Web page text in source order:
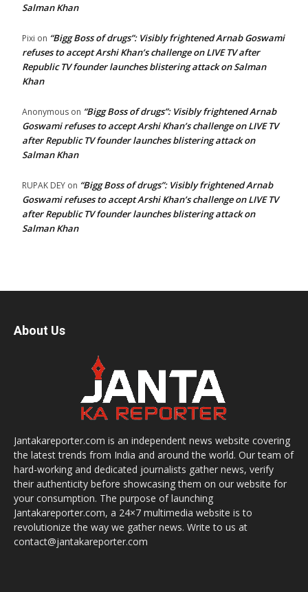
Salman Khan
Pixi on “Bigg Boss of drugs”: Visibly frightened Arnab Goswami
refuses to accept Arshi Khan’s challenge on LIVE TV after
Republic TV founder launches blistering attack on Salman
Khan
Anonymous on “Bigg Boss of drugs”: Visibly frightened Arnab
Goswami refuses to accept Arshi Khan’s challenge on LIVE TV
after Republic TV founder launches blistering attack on
Salman Khan
RUPAK DEY on “Bigg Boss of drugs”: Visibly frightened Arnab
Goswami refuses to accept Arshi Khan’s challenge on LIVE TV
after Republic TV founder launches blistering attack on
Salman Khan
About Us
Jantakareporter.com is an independent news website covering
the latest trends from India and around the world. Our team of
hard-working and dedicated journalists gather news, verify
their authenticity before showcasing them on our website for
your consumption. The purpose of launching
Jantakareporter.com, a 24×7 multimedia website is to
revolutionize the way we gather news. Write to us at
contact@jantakareporter.com